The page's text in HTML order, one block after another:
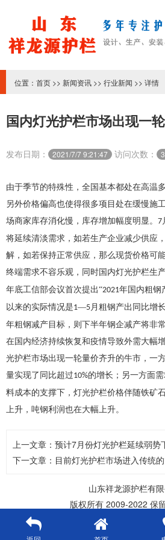
位置： 首页 >> 新闻资讯 >> 行业新闻 >> 详情
国内灯光护栏市场出现一
发布日期： 2021/7/7 9:21:47 访问次数：
由于季节的特殊性，全国基本都处在高温
另外价格偏高也使得很多项目处在缓慢施
场商家库存消化慢，库存增加幅度明显。 7
将延续清淡需求，如若生产企业减少供应
解，如若保持正常供应，那么现货价格可
终端需求不容乐观，同时国内灯光护栏生
年底工信部会议首次提出“2021年国内粗钢
以来的实际情况是1—5月粗钢产出同比增
年粗钢减产目标，则下半年钢企减产将非常
在国内经济持续恢复和疫情导致外需大幅
光护栏市场出现一轮量价齐升的牛市，一
量实现了同比超过10%的增长；另一方面
料成本的支撑下， 灯光护栏价格伴随铁矿
上升，吨钢利润也在大幅上升。
上一文章： 预计7月份灯光护栏​延续弱势
下一文章： 目前灯光护栏市场进入传统
山东祥龙源护栏有
版权所有 2009-2022 保